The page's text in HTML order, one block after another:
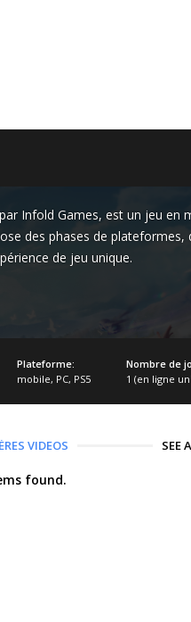
Infold Games, est un jeu en
des phases de plateformes,
de jeu unique.
Plateforme:
mobile, PC, PS5
Nombre de
1 (en ligne
VIDEOS SEE
found.